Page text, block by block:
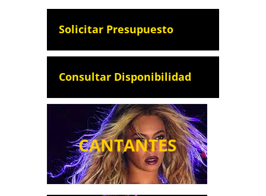
Solicitar Presupuesto
Consultar Disponibilidad
CANTANTES